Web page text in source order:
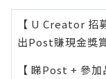
【 U Creator 招
出Post賺現金獎
【 睇Post + 參加